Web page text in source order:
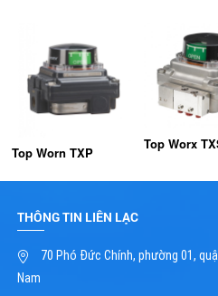
Top Worn TXP
Top Worx
THÔNG TIN LIÊN LẠC
70 Phó Đức Chính, phường 01,
Nam